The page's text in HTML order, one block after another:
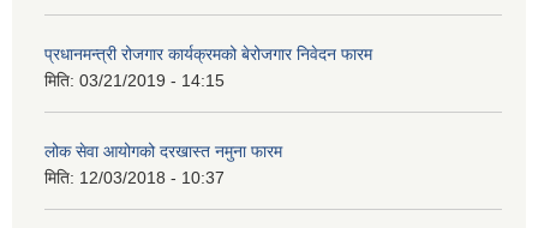
प्रधानमन्त्री रोजगार कार्यक्रमको बेरोजगार निवेदन फारम
मिति: 03/21/2019 - 14:15
लोक सेवा आयोगको दरखास्त नमुना फारम
मिति: 12/03/2018 - 10:37